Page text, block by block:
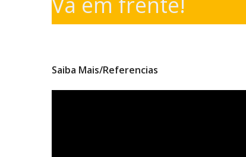
Saiba Mais/Referencias